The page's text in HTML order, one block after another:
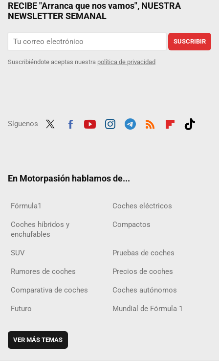
RECIBE "Arranca que nos vamos", NUESTRA
NEWSLETTER SEMANAL
SUSCRIBIR
Suscribiéndote aceptas nuestra política de privacidad
Síguenos
En Motorpasión hablamos de...
Fórmula1 Coches eléctricos
Coches híbridos y
enchufables
Compactos
SUV Pruebas de coches
Rumores de coches Precios de coches
Comparativa de coches Coches autónomos
Futuro Mundial de Fórmula 1
VER MÁS TEMAS